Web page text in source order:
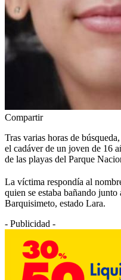
Compartir
Tras varias horas de
el cadáver de un joven de 16
de las playas del Parque
La víctima respondía al
quien se estaba bañando
Barquisimeto, estado Lara.
- Publicidad -